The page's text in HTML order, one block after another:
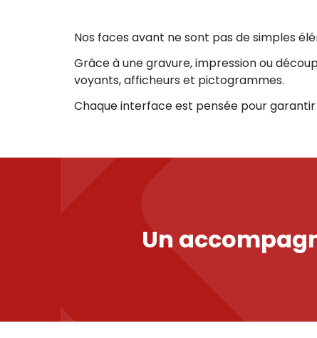
Nos faces avant ne sont pas de simples
Grâce à une gravure, impression ou
voyants, afficheurs et pictogrammes.
Chaque interface est pensée pour
Un